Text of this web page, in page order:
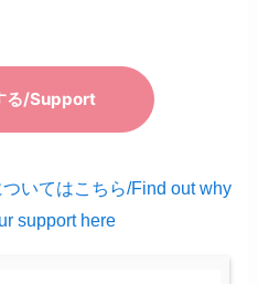
いてはこちら/Find out why
support here